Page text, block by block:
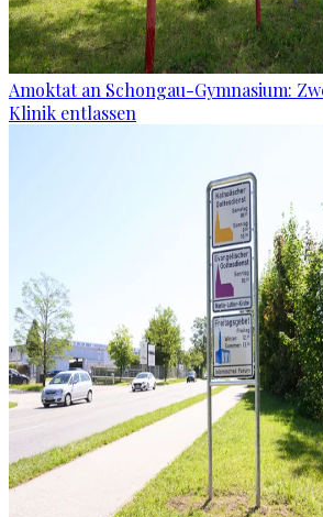
Amoktat an Schongau-Gymnasium:
Klinik entlassen